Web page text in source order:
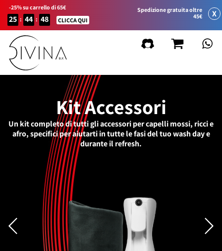
-25% su carrello di 65€
25 : 44 : 48 CLICCA QUI
Spedizione gratuita oltre
45€
X
Kit Accessori
Un kit completo di tutti gli accessori per capelli mossi, ricci e
afro, specifici per aiutarti in tutte le fasi del tuo wash day e
durante il refresh.